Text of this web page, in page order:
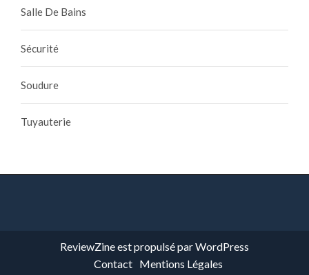
Salle De Bains
Sécurité
Soudure
Tuyauterie
ReviewZineest propulsé parWordPress
Contact
Mentions Légales